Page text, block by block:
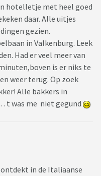
hotelletje met heel goed
daar. Alle uitjes
gezien.
in Valkenburg. Leek
Had er veel meer van
is er niks te
weer terug. Op zoek
Alle bakkers in
t was me niet gegund
in de Italiaanse